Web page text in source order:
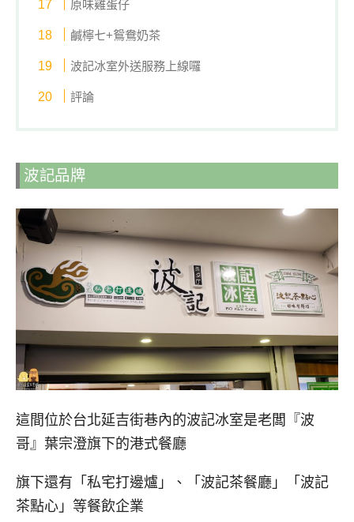
原味雞蛋仔
鹹檸七+鴛鴦奶茶
波記冰室外送服務上線囉
評論
波記品牌
這間位於台北延吉街巷內的波記冰室是老闆『波
哥』葉宗澄旗下的港式餐廳
旗下還有「私宅打邊爐」、「波記茶餐廳」「波記
茶點心」等餐飲企業